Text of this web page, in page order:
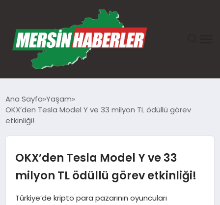
GÜNDEM
TEKNOLOJI
Ana Sayfa Yaşam
OKX’den Tesla Model Y ve 33 milyon TL ödüllü görev
etkinliği!
OKX’den Tesla Model Y ve 33
milyon TL ödüllü görev etkinliği!
Türkiye’de kripto para pazarının oyuncuları